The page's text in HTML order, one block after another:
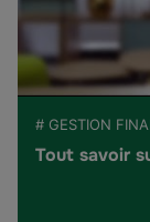
# GESTION
Tout savoir